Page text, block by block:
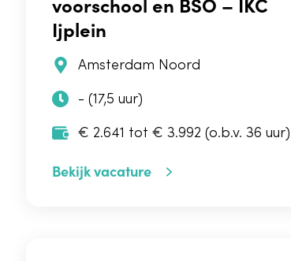
Ijplein
Amsterdam Noord
- (17,5 uur)
€ 2.641 tot € 3.992 (o.b.v. 36 uur)
Bekijk vacature